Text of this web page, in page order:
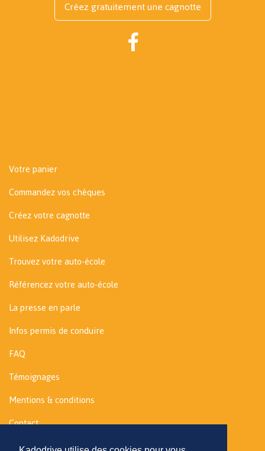
Créez gratuitement une cagnotte
Votre panier
Commandez vos chèques
Créez votre cagnotte
Utilisez Kadodrive
Trouvez votre auto-école
Référencez votre auto-école
La presse en parle
Infos permis de conduire
FAQ
Témoignages
Mentions & conditions
Contact